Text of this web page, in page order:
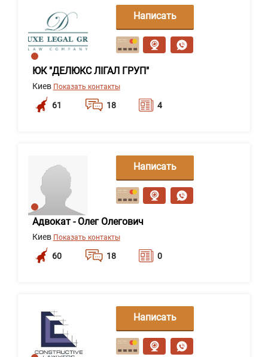
ЮК "ДЕЛЮКС ЛІГАЛ ГРУП"
Киев Показать контакты
61 18 4
Написать
сообщение
Адвокат - Олег Олегович
Киев Показать контакты
60 18 0
Написать
сообщение
Написать
сообщение